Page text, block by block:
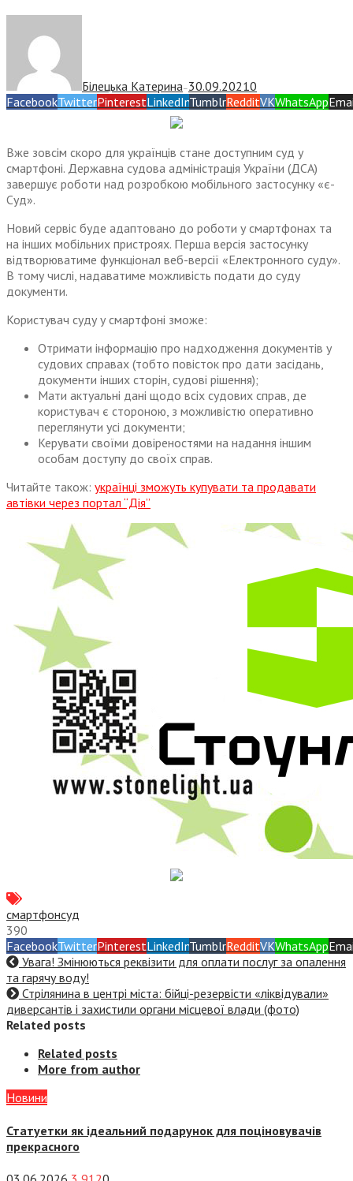
Білецька Катерина— 30.09.20210
FacebookTwitterPinterestLinkedInTumblrRedditVKWhatsApp
Вже зовсім скоро для українців стане доступним суд у
смартфоні. Державна судова адміністрація України (ДСА)
завершує роботи над розробкою мобільного застосунку «є-
Суд».
Новий сервіс буде адаптовано до роботи у смартфонах та
на інших мобільних пристроях. Перша версія застосунку
відтворюватиме функціонал веб-версії «Електронного суду».
В тому числі, надаватиме можливість подати до суду
документи.
Користувач суду у смартфоні зможе:
Отримати інформацію про надходження документів у
судових справах (тобто повісток про дати засідань,
документи інших сторін, судові рішення);
Мати актуальні дані щодо всіх судових справ, де
користувач є стороною, з можливістю оперативно
переглянути усі документи;
Керувати своїми довіреностями на надання іншим
особам доступу до своїх справ.
Читайте також: українці зможуть купувати та продавати
автівки через портал “Дія”
смартфонсуд
390
FacebookTwitterPinterestLinkedInTumblrRedditVKWhatsApp
Увага! Змінюються реквізити для оплати послуг за опалення
та гарячу воду!
Стрілянина в центрі міста: бійці-резервісти «ліквідували»
диверсантів і захистили органи місцевої влади (фото)
Related posts
Related posts
More from author
Новини
Статуетки як ідеальний подарунок для поціновувачів
прекрасного